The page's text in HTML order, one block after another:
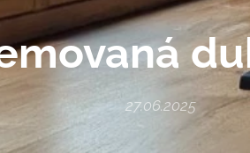
27.06.2025